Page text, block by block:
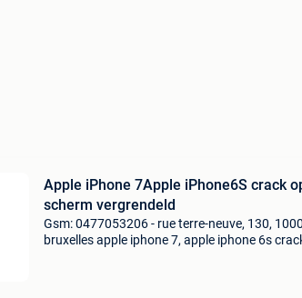
Apple iPhone 7Apple iPhone6S crack
scherm vergrendeld
Gsm: 0477053206 - rue terre-neuve, 130,
bruxelles apple iphone 7, apple iphone 6s